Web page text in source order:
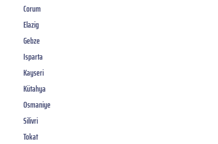
Corum
Elazig
Gebze
Isparta
Kayseri
Kütahya
Osmaniye
Silivri
Tokat